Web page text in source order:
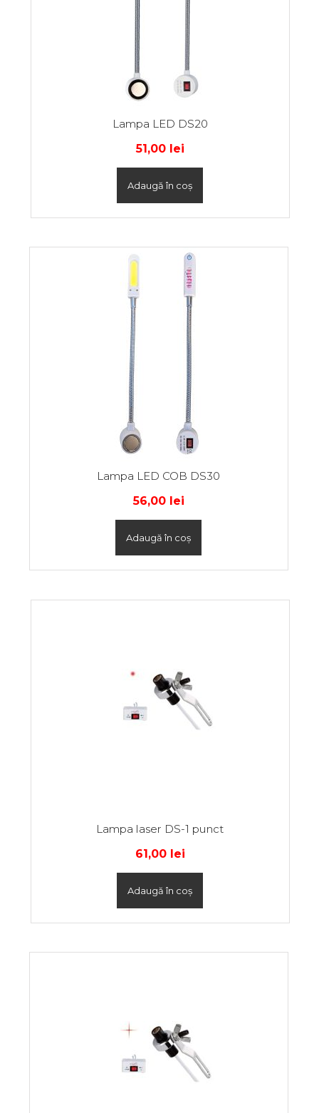
Lampa LED DS20
51,00 lei
Adaugă în coș
Lampa LED COB DS30
56,00 lei
Adaugă în coș
Lampa laser DS-1 punct
61,00 lei
Adaugă în coș